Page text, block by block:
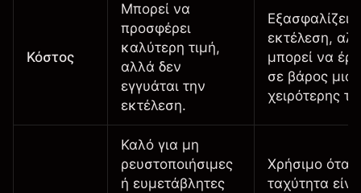
Κόστος
Μπορεί να
προσφέρει
καλύτερη τιμή,
αλλά δεν
εγγυάται την
εκτέλεση.
Εξασφαλίζει
εκτέλεση,
μπορεί να
σε βάρος μιας
χειρότερης
Καλό για μη
ρευστοποιήσιμες
ή ευμετάβλητες
Χρήσιμο όταν
ταχύτητα